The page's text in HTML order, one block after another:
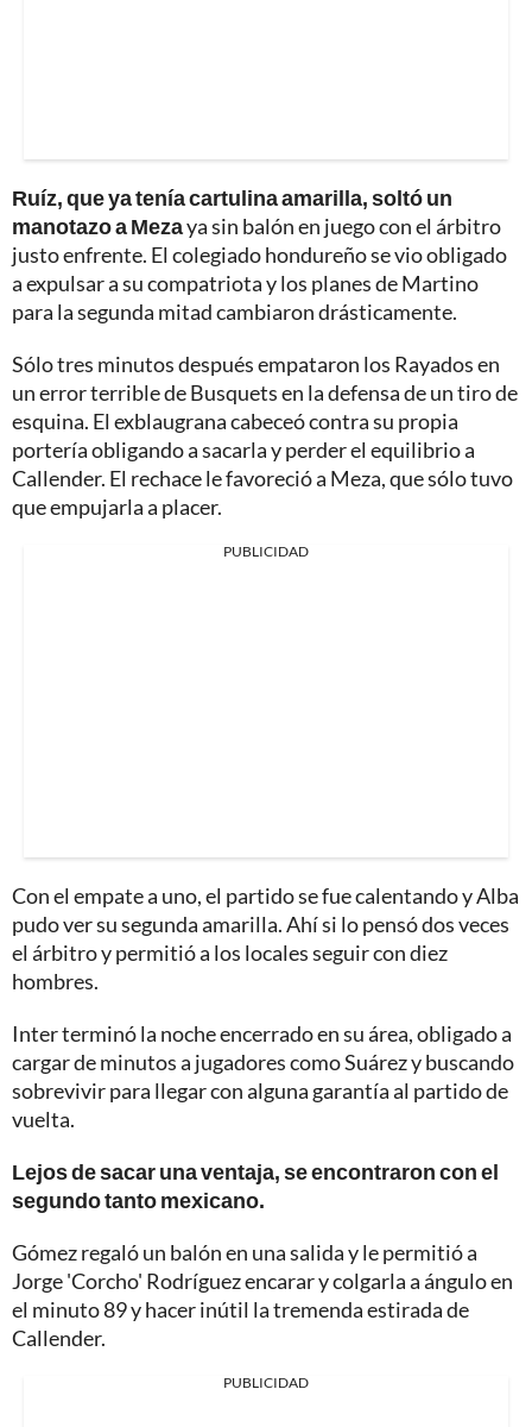
Ruíz, que ya tenía cartulina amarilla, soltó un
manotazo a Mezaya sin balón en juego con el árbitro
justo enfrente. El colegiado hondureño se vio obligado
a expulsar a su compatriota y los planes de Martino
para la segunda mitad cambiaron drásticamente.
Sólo tres minutos después empataron los Rayados en
un error terrible de Busquets en la defensa de un tiro de
esquina. El exblaugrana cabeceó contra su propia
portería obligando a sacarla y perder el equilibrio a
Callender. El rechace le favoreció a Meza, que sólo tuvo
que empujarla a placer.
PUBLICIDAD
Con el empate a uno, el partido se fue calentando y Alba
pudo ver su segunda amarilla. Ahí si lo pensó dos veces
el árbitro y permitió a los locales seguir con diez
hombres.
Inter terminó la noche encerrado en su área, obligado a
cargar de minutos a jugadores como Suárez y buscando
sobrevivir para llegar con alguna garantía al partido de
vuelta.
Lejos de sacar una ventaja, se encontraron con el
segundo tanto mexicano.
Gómez regaló un balón en una salida y le permitió a
Jorge 'Corcho' Rodríguez encarar y colgarla a ángulo en
el minuto 89 y hacer inútil la tremenda estirada de
Callender.
PUBLICIDAD